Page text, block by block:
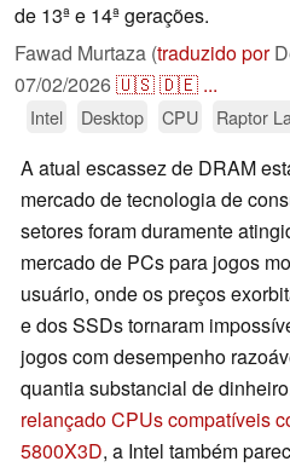
de 13ª e 14ª gerações.
Fawad Murtaza (traduzido por
07/02/2026🇺🇸🇩🇪 ...
Intel Desktop CPU Raptor
A atual escassez de DRAM
mercado de tecnologia de
setores foram duramente
mercado de PCs para jogos
usuário, onde os preços
e dos SSDs tornaram
jogos com desempenho
quantia substancial de
relançado CPUs compatíveis
5800X3D, a Intel também